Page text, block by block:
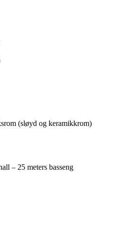
(sløyd og keramikkrom)
– 25 meters basseng